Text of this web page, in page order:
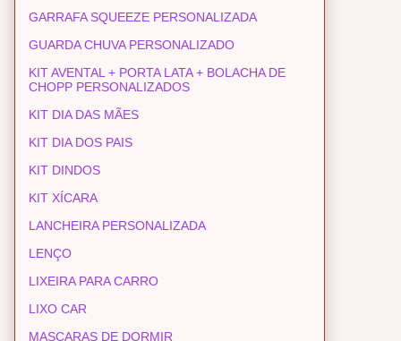
GARRAFA SQUEEZE PERSONALIZADA
GUARDA CHUVA PERSONALIZADO
KIT AVENTAL + PORTA LATA + BOLACHA DE
CHOPP PERSONALIZADOS
KIT DIA DAS MÃES
KIT DIA DOS PAIS
KIT DINDOS
KIT XÍCARA
LANCHEIRA PERSONALIZADA
LENÇO
LIXEIRA PARA CARRO
LIXO CAR
MASCARAS DE DORMIR